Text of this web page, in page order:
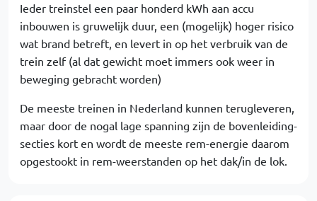
Ieder treinstel een paar honderd kWh aan accu
inbouwen is gruwelijk duur, een (mogelijk) hoger risico
wat brand betreft, en levert in op het verbruik van de
trein zelf (al dat gewicht moet immers ook weer in
beweging gebracht worden)
De meeste treinen in Nederland kunnen terugleveren,
maar door de nogal lage spanning zijn de bovenleiding-
secties kort en wordt de meeste rem-energie daarom
opgestookt in rem-weerstanden op het dak/in de lok.